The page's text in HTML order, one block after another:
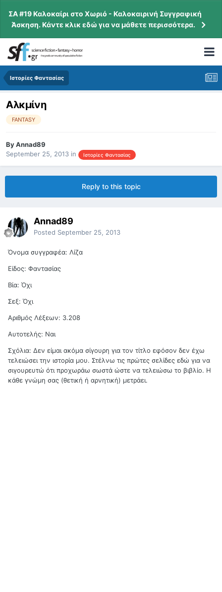
ΣΑ #19 Καλοκαίρι στο Χωριό - Καλοκαιρινή Συγγραφική
Άσκηση. Κάντε κλικ εδώ για να μάθετε περισσότερα.
Ιστορίες Φαντασίας
Αλκμίνη
FANTASY
ByAnnad89
September 25, 2013 in Ιστορίες Φαντασίας
Reply to this topic
Annad89
Posted September 25, 2013
Όνομα συγγραφέα: Λίζα
Είδος: Φαντασίας
Βία: Όχι
Σεξ: Όχι
Αριθμός Λέξεων: 3.208
Αυτοτελής: Ναι
Σχόλια: Δεν είμαι ακόμα σίγουρη για τον τίτλο εφόσον δεν έχω
τελειώσει την ιστορία μου. Στέλνω τις πρώτες σελίδες εδώ για να
σιγουρευτώ ότι προχωράω σωστά ώστε να τελειώσω το βιβλίο. Η
κάθε γνώμη σας (θετική ή αρνητική) μετράει.